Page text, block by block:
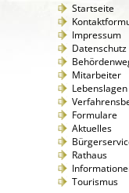
Startseite
Impressum
Datenschutz
Mitarbeiter
Lebenslagen
Formulare
Aktuelles
Rathaus
Tourismus